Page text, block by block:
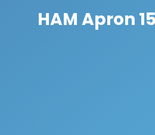
HAM Apron